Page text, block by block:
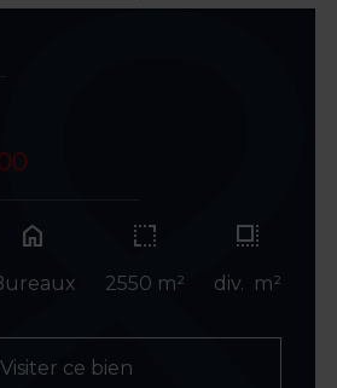
home
2550 m² div. m²
Visiter ce bien